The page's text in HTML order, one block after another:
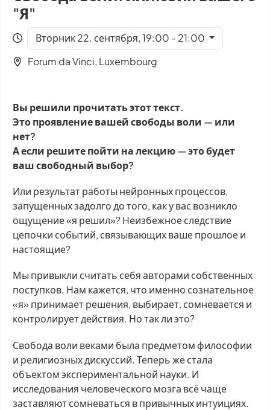
"Я"
Вторник 22. сентября, 19:00 - 21:00
Forum da Vinci, Luxembourg
Вы решили прочитать этот текст.
Это проявление вашей свободы воли — или
нет?
А если решите пойти на лекцию — это будет
ваш свободный выбор?
Или результат работы нейронных процессов,
запущенных задолго до того, как у вас возникло
ощущение «я решил»? Неизбежное следствие
цепочки событий, связывающих ваше прошлое и
настоящие?
Мы привыкли считать себя авторами собственных
поступков. Нам кажется, что именно сознательное
«я» принимает решения, выбирает, сомневается и
контролирует действия. Но так ли это?
Свобода воли веками была предметом философии
и религиозных дискуссий. Теперь же стала
объектом экспериментальной науки. И
исследования человеческого мозга всё чаще
заставляют сомневаться в привычных интуициях.